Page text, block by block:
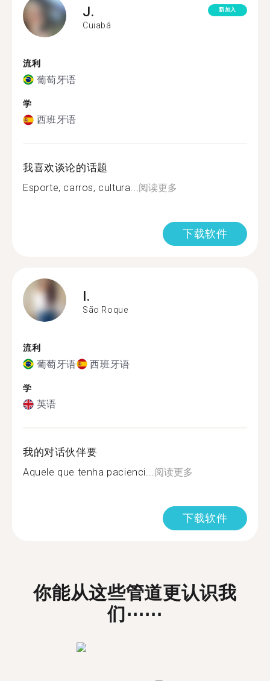
J.
Cuiabá
新加入
流利
葡萄牙语
学
西班牙语
我喜欢谈论的话题
Esporte, carros, cultura...阅读更多
下载软件
I.
São Roque
流利
葡萄牙语 西班牙语
学
英语
我的对话伙伴要
Aquele que tenha pacienci...阅读更多
下载软件
你能从这些管道更认识我
们⋯⋯